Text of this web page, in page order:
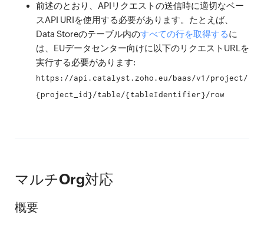
前述のとおり、APIリクエストの送信時に適切なベー
スAPI URIを使用する必要があります。たとえば、
Data Storeのテーブル内のすべての行を取得するに
は、EUデータセンター向けに以下のリクエストURLを
実行する必要があります:
https://api.catalyst.zoho.eu/baas/v1/project/
{project_id}/table/{tableIdentifier}/row
マルチOrg対応
概要